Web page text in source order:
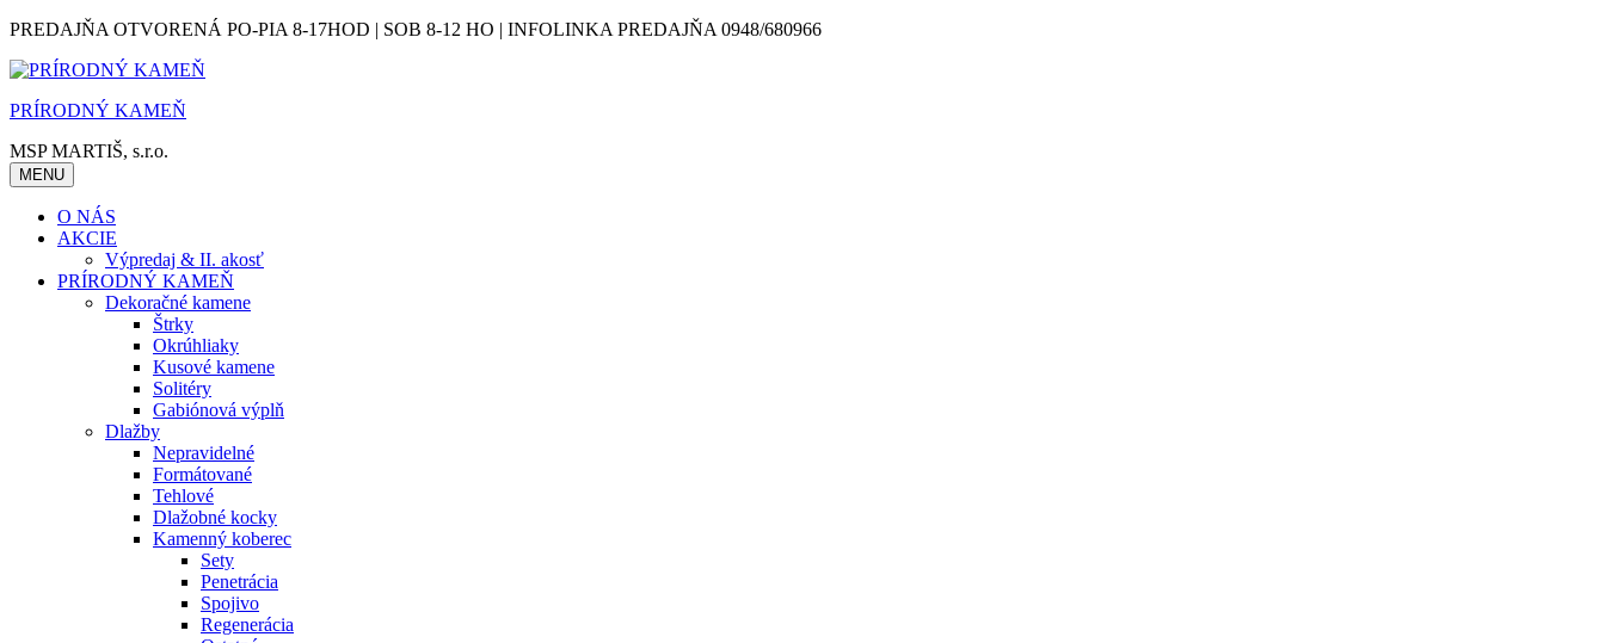
Skip
content
PREDAJŇA OTVORENÁ PO-PIA 8-17HOD | SOB 8-12 HO | INFOLINKA PREDAJŇA 0948/680966
PRÍRODNÝ KAMEŇ
MSP MARTIŠ, s.r.o.
MENU
O NÁS
AKCIE
Výpredaj & II. akosť
PRÍRODNÝ KAMEŇ
Dekoračné kamene
Štrky
Okrúhliaky
Kusové kamene
Solitéry
Gabiónová výplň
Dlažby
Nepravidelné
Formátované
Tehlové
Dlažobné kocky
Kamenný koberec
Sety
Penetrácia
Spojivo
Regenerácia